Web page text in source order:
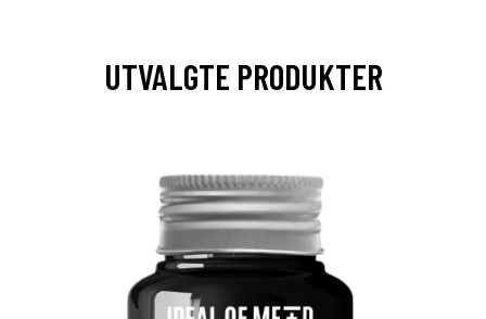
UTVALGTE PRODUKTER